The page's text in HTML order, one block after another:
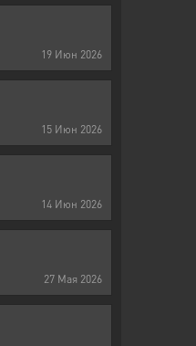
19 Июн 2026
15 Июн 2026
14 Июн 2026
27 Мая 2026